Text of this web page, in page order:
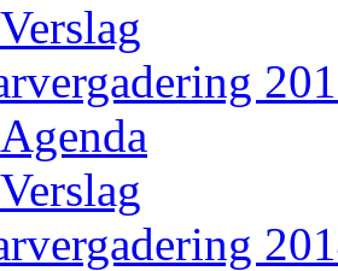
Verslag
Agenda
Verslag